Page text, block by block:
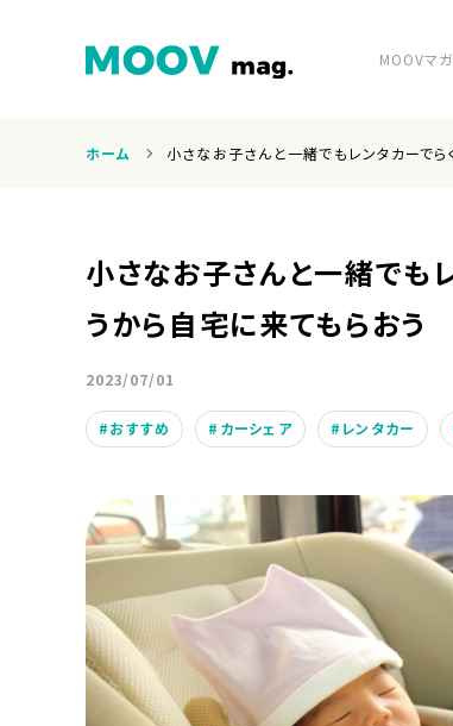
MOOVマ
ホーム
運営会社
MOOVマガジン利用規約
お問合せ
ホーム 小さなお子さんと一緒でもレンタカーで
小さなお子さんと一緒でも
うから自宅に来てもらおう
2023/07/01
おすすめ カーシェア レンタカー